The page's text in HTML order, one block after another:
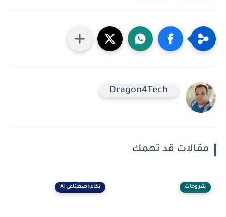
Dragon4Tech
مقالات قد تهمك
شروحات ذكاء اصطناعى AI